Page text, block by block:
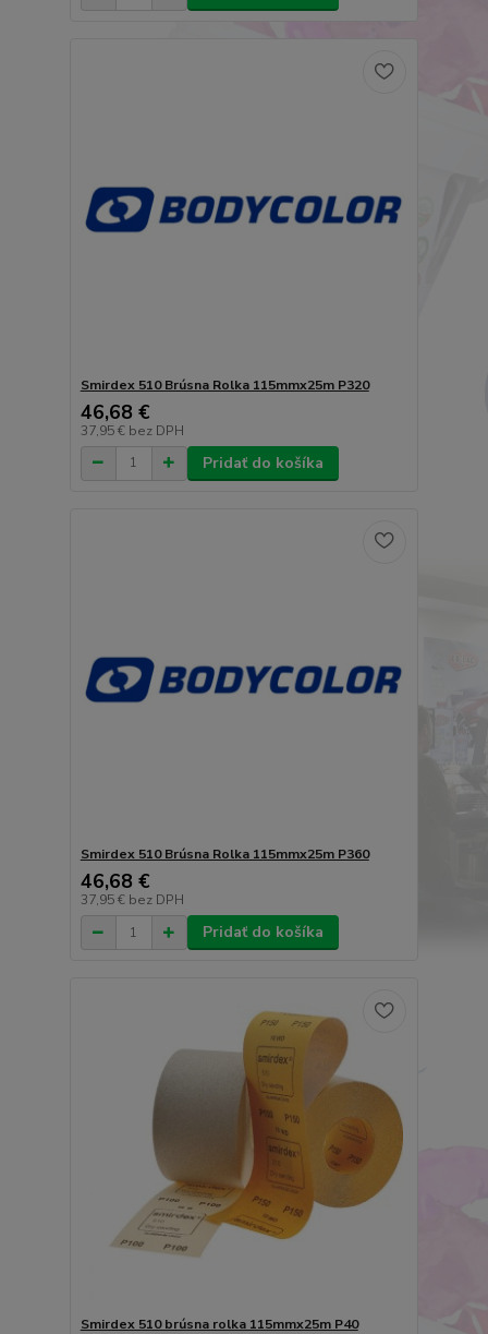
Smirdex 510 Brúsna Rolka 115mmx25m P320
46,68 €
37,95 € bez DPH
Pridať do košíka
Smirdex 510 Brúsna Rolka 115mmx25m P360
46,68 €
37,95 € bez DPH
Pridať do košíka
Smirdex 510 brúsna rolka 115mmx25m P40